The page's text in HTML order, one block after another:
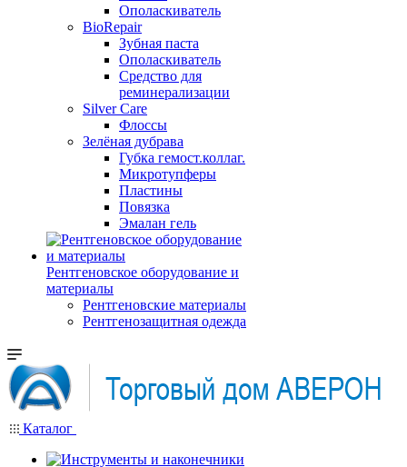
Ополаскиватель
BioRepair
Зубная паста
Ополаскиватель
Средство для
реминерализации
Silver Care
Флоссы
Зелёная дубрава
Губка гемост.коллаг.
Микротупферы
Пластины
Повязка
Эмалан гель
Рентгеновское оборудование и
материалы
Рентгеновские материалы
Рентгенозащитная одежда
Каталог